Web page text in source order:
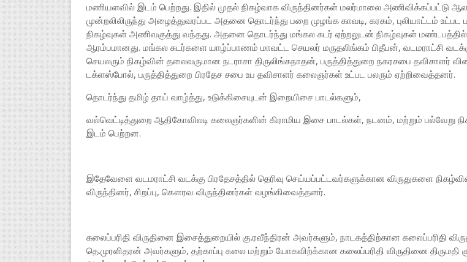
மணியளவில் இடம் பெற்றது. இதில் முதல் நிகழ்வாக விருந்தினர்கள் மலர்மாலை அணிவிக்கப்பட்டு
முன்றலிலிருந்து அழைத்துவரப்பட அதனை தொடர்ந்து பறை முழங்க காவடி, கரகம், புலியாட்டம் உட்பட
நிகழ்வுகள் அணிவகுத்து வந்தது. அதனை தொடர்ந்து மங்கல சுடர் ஏற்றலுடன் நிகழ்வுகள் மண்டபத்தில்
ஆரம்பமானது. மங்கல சுடர்களை யாழ்ப்பாணம் மாவட்ட செயலர் மருதலிங்கம் பிதீபன், வடமராட்சி
செயலரும் நிகழ்வின் தலைவருமான நடராசா திருலிங்கநாதன், பருத்தித்துறை நகரசபை தவிசாளர்
டக்ளஸ்போல், பருத்தித்துறை பிரதேச சபை உப தவிசாளர் கலைஞர்கள் உட்பட பலரும் ஏற்றிவைத்தனர்.
தொடர்ந்து தமிழ் தாய் வாழ்த்து, உடுக்கிசையுடன் இறையிசை பாடல்களும்,
வல்வெட்டித்துறை ஆதிகோவிலடி கலைஞர்களின் கிராமிய இசை பாடல்கள், நடனம், மற்றும் பல்வேறு
இடம் பெற்றன.
இதேவேளை வடமராட்சி வடக்கு பிரதேசத்தில் தெரிவு செய்யப்பட்டவர்களுக்கான விருதுகளை
விருந்தினர், சிறப்பு, கௌரவ விருந்தினர்கள் வழங்கிவைத்தனர்.
கலைப்பரிதி விருதினை இசைத்துறையில் கு.ரவீந்திரன் அவர்களும், நாடகத்திற்கான கலைப்பரிதி
தெ.முரளிதரன் அவர்களும், தற்காப்பு கலை மற்றும் யோகவிற்க்கான கலைப்பரிதி விருதினை திருமதி